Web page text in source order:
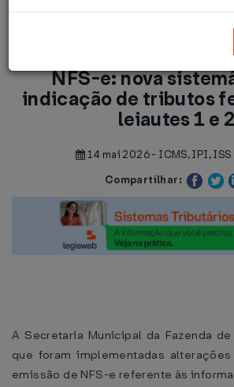
ISS/SP: Alteração na
NFS-e: nova
indicação de tributos
leiautes 1 e 2
14 mai 2026 - ICMS, IPI, ISS
Compartilhar:
A Secretaria Municipal da Fazenda
que foram implementadas
emissão de NFS-e referente às